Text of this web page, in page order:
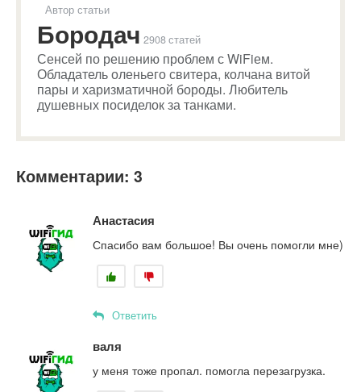
Автор статьи
Бородач 2908 статей
Сенсей по решению проблем с WiFiем.
Обладатель оленьего свитера, колчана витой
пары и харизматичной бороды. Любитель
душевных посиделок за танками.
Комментарии: 3
Анастасия
Спасибо вам большое! Вы очень помогли мне)
Ответить
валя
у меня тоже пропал. помогла перезагрузка.